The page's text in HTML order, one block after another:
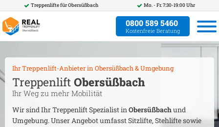
Treppenlifte fürObersüßbach Mo. - Fr. 7:30-19:00 Uhr
0800 589 5460
Kostenfreie Beratung
Ihr Treppenlift-Anbieter in Obersüßbach& Umgebung
Treppenlift Obersüßbach
Ihr Weg zu mehr Mobilität
Wir sind Ihr Treppenlift Spezialist inObersüßbachund
Umgebung. Unser Angebot umfasst Sitzlifte, Stehlifte sowie